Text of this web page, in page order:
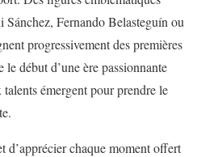
Fernando Belasteguín ou
progressivement des premières
début d’une ère passionnante
émergent pour prendre le
d’apprécier chaque moment offert